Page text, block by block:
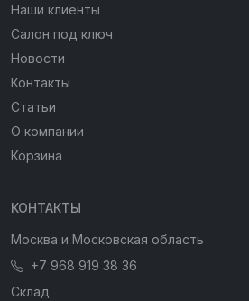
Наши клиенты
Салон под ключ
Новости
Контакты
Статьи
О компании
Корзина
КОНТАКТЫ
Москва и Московская область
+7 968 919 38 36
Склад